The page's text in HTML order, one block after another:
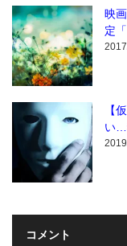
映
定
【
い…
コメント